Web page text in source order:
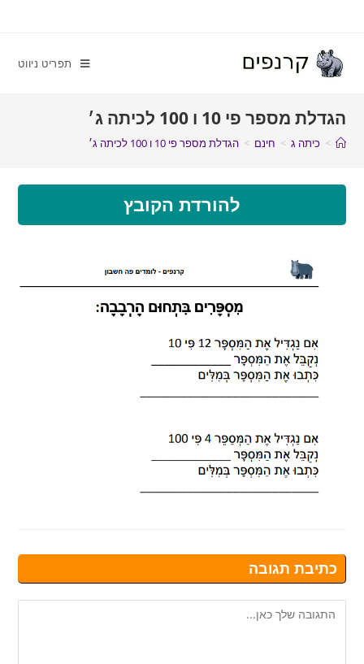
תפריט ניווט
הגדלת מספר פי 10 ו 100 לכיתה ג׳
> כיתה ג > חינם > הגדלת מספר פי 10 ו 100 לכיתה ג׳
להורדת הקובץ
כתיבת תגובה